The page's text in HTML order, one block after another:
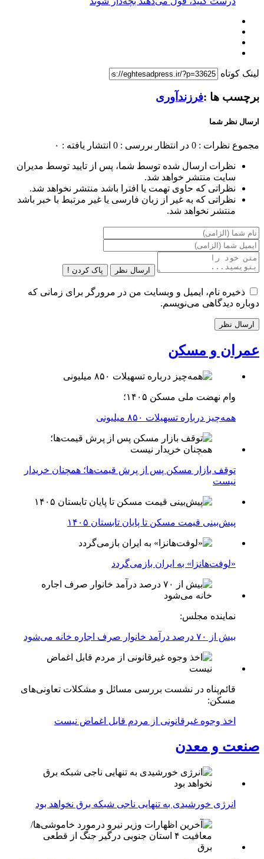
لینک کوتاه
برچسب ها :فرزندآوری
ارسال نظر شما
مجموع نظرات : 0 در انتظار بررسی : 0 انتشار یافته : ۰
نظرات ارسال شده توسط شما، پس از تایید توسط مدیران
سایت منتشر خواهد شد.
نظراتی که حاوی تهمت یا افترا باشد منتشر نخواهد شد.
نظراتی که به غیر از زبان فارسی یا غیر مرتبط با خبر باشد
منتشر نخواهد شد.
ارسال نظر پاک کردن !
ذخیره نام، ایمیل و وبسایت من در مرورگر برای زمانی که
دوباره دیدگاهی می‌نویسم.
عمران و مسکن
وام نهضت ملی مسکن ۱۴۰۵؛
همه‌چیز درباره تسهیلات ۸۵۰ میلیونی
توقف بازار مسکن پس از پرش قیمت‌ها؛ همچنان خریدار
نیست
پیش‌بینی قیمت مسکن تا پایان تابستان ۱۴۰۵
«لوفت‌هانزا» به ایران بازمی‌گردد
نماینده مجلس:
بیش از ۷۰ درصد درآمد خانوار صرف اجاره خانه می‌شود
قائم‌پناه در نشست بررسی مسائل و مشکلات تعاونی‌های
مسکن:
اخذ وجوه غیرقانونی از مردم قابل اغماض نیست
صنعت و معدن
انرژی خورشیدی به تنهایی ناجی شبکه برق نخواهد بود